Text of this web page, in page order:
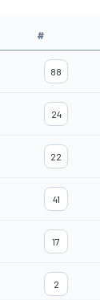
#
88
24
22
41
17
2